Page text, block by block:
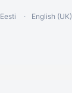
Eesti English (UK)